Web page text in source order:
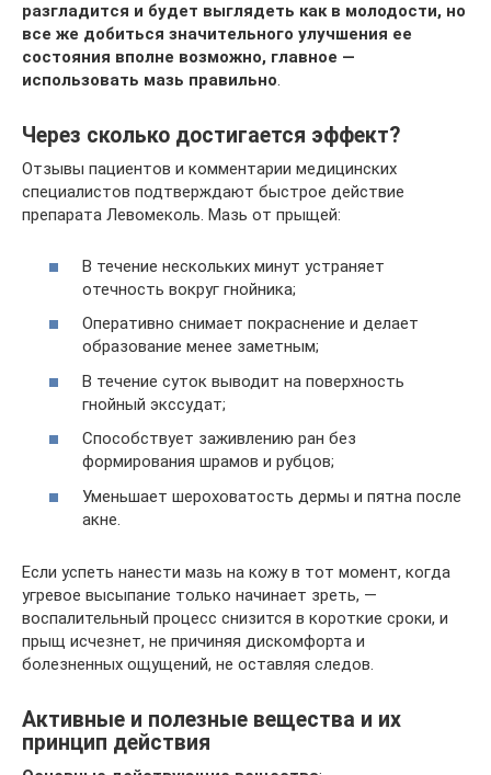
разгладится и будет выглядеть как в молодости, но
все же добиться значительного улучшения ее
состояния вполне возможно, главное —
использовать мазь правильно.
Через сколько достигается эффект?
Отзывы пациентов и комментарии медицинских
специалистов подтверждают быстрое действие
препарата Левомеколь. Мазь от прыщей:
В течение нескольких минут устраняет
отечность вокруг гнойника;
Оперативно снимает покраснение и делает
образование менее заметным;
В течение суток выводит на поверхность
гнойный экссудат;
Способствует заживлению ран без
формирования шрамов и рубцов;
Уменьшает шероховатость дермы и пятна после
акне.
Если успеть нанести мазь на кожу в тот момент, когда
угревое высыпание только начинает зреть, —
воспалительный процесс снизится в короткие сроки, и
прыщ исчезнет, не причиняя дискомфорта и
болезненных ощущений, не оставляя следов.
Активные и полезные вещества и их
принцип действия